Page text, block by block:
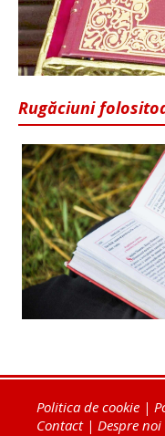
Rugăciuni
Politica de cookie |
Contact| Despre noi